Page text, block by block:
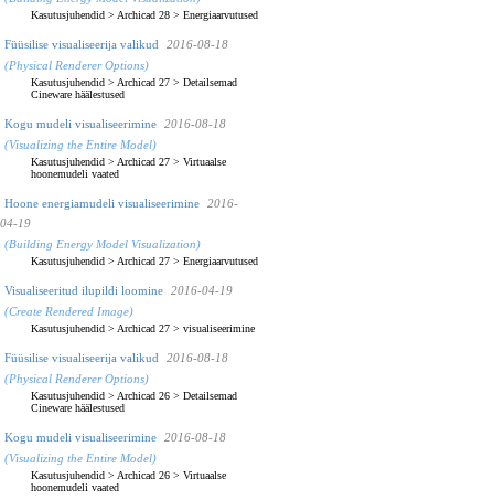
Kasutusjuhendid > Archicad 28 > Energiaarvutused
Füüsilise visualiseerija valikud
2016-08-18
(Physical Renderer Options)
Kasutusjuhendid > Archicad 27 > Detailsemad
Cineware häälestused
Kogu mudeli visualiseerimine
2016-08-18
(Visualizing the Entire Model)
Kasutusjuhendid > Archicad 27 > Virtuaalse
hoonemudeli vaated
Hoone energiamudeli visualiseerimine
2016-
04-19
(Building Energy Model Visualization)
Kasutusjuhendid > Archicad 27 > Energiaarvutused
Visualiseeritud ilupildi loomine
2016-04-19
(Create Rendered Image)
Kasutusjuhendid > Archicad 27 > visualiseerimine
Füüsilise visualiseerija valikud
2016-08-18
(Physical Renderer Options)
Kasutusjuhendid > Archicad 26 > Detailsemad
Cineware häälestused
Kogu mudeli visualiseerimine
2016-08-18
(Visualizing the Entire Model)
Kasutusjuhendid > Archicad 26 > Virtuaalse
hoonemudeli vaated